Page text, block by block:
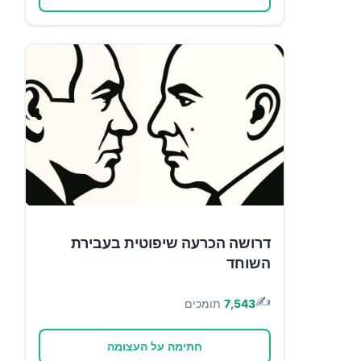
דרושה הכרעה שיפוטית בעבירת
השוחד
✍️
7,543 תומכים
חתימה על העצומה